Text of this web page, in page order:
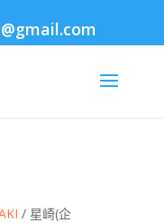
微軟正黑體",sans-serif
/ 星崎(企